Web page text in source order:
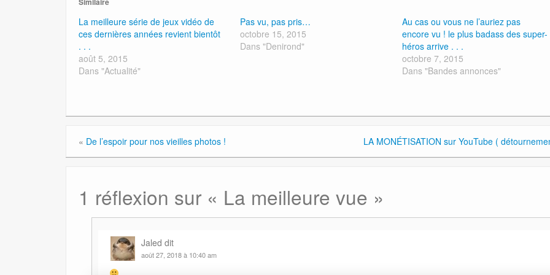
La meilleure série de jeux vidéo de
ces dernières années revient bientôt
. . .
août 5, 2015
Dans "Actualité"
Pas vu, pas pris…
octobre 15, 2015
Dans "Denirond"
Au cas ou vous ne l’auriez pas
encore vu ! le plus badass des super-
héros arrive . . .
octobre 7, 2015
Dans "Bandes annonces"
« De l’espoir pour nos vieilles photos ! LA MONÉTISATION sur YouTube (
1 réflexion sur « La meilleure vue »
Jaled dit
août 27, 2018 à 10:40 am